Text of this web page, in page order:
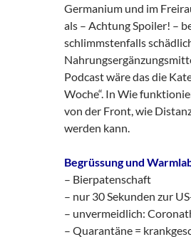
Germanium und im
als – Achtung Spoiler! –
schlimmstenfalls
Podcast wäre das die
Woche“. In Wie
von der Front, wie
werden kann.
Begrüssung und
– Bierpatenschaft
– nur 30 Sekunden zur
– unvermeidlich:
– Quarantäne =